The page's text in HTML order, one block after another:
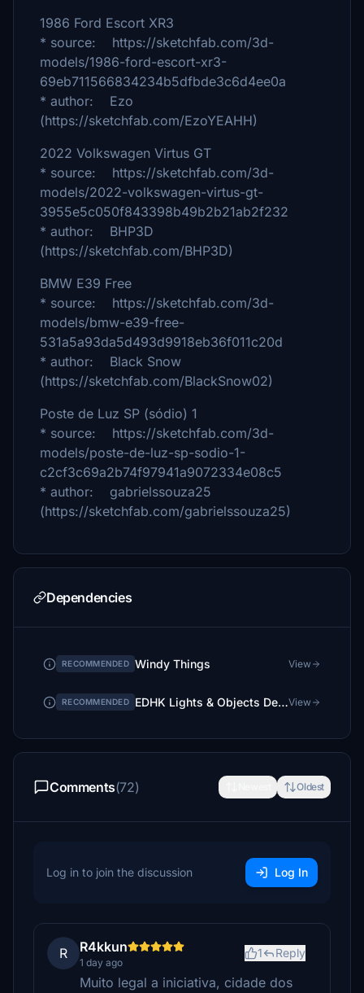
1986 Ford Escort XR3
* source: https://sketchfab.com/3d-
models/1986-ford-escort-xr3-
69eb711566834234b5dfbde3c6d4ee0a
* author: Ezo
(https://sketchfab.com/EzoYEAHH)
2022 Volkswagen Virtus GT
* source: https://sketchfab.com/3d-
models/2022-volkswagen-virtus-gt-
3955e5c050f843398b49b2b21ab2f232
* author: BHP3D
(https://sketchfab.com/BHP3D)
BMW E39 Free
* source: https://sketchfab.com/3d-
models/bmw-e39-free-
531a5a93da5d493d9918eb36f011c20d
* author: Black Snow
(https://sketchfab.com/BlackSnow02)
Poste de Luz SP (sódio) 1
* source: https://sketchfab.com/3d-
models/poste-de-luz-sp-sodio-1-
c2cf3c69a2b74f97941a9072334e08c5
* author: gabrielssouza25
(https://sketchfab.com/gabrielssouza25)
Dependencies
RECOMMENDED Windy Things View
RECOMMENDED EDHK Lights & Objects Developers Pack (Asset-Pack)View
Comments(72) Oldest
Log in to join the discussion Log In
R R4kkun
1 day ago
1 Reply
Muito legal a iniciativa, cidade dos